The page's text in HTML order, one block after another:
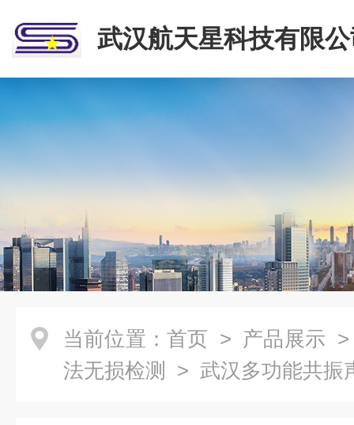
武汉航天星科技有限
当前位置： 首页 > 产品展示
法无损检测
> 武汉多功能共振